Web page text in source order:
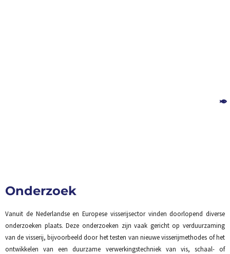
Onderzoek
Vanuit de Nederlandse en Europese visserijsector vinden doorlopend diverse
onderzoeken plaats. Deze onderzoeken zijn vaak gericht op verduurzaming
van de visserij, bijvoorbeeld door het testen van nieuwe visserijmethodes of het
ontwikkelen van een duurzame verwerkingstechniek van vis, schaal- of